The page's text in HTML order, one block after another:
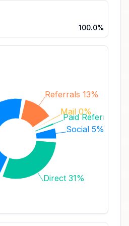
100.0%
Social 5%
Paid Referrals
Mail 0%
Referrals 13%
Direct 31%